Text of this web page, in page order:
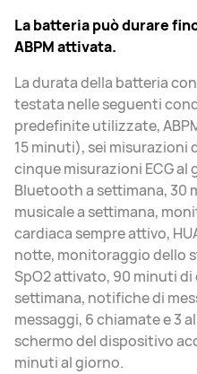
La batteria può durare
ABPM attivata.
La durata della batteria
testata nelle seguenti
predefinite utilizzate,
15 minuti), sei misurazioni
cinque misurazioni ECG
Bluetooth a settimana, 30
musicale a settimana,
cardiaca sempre attivo,
notte, monitoraggio dello
SpO2 attivato, 90 minuti di
settimana, notifiche di
messaggi, 6 chiamate e 3
schermo del dispositivo
minuti al giorno.